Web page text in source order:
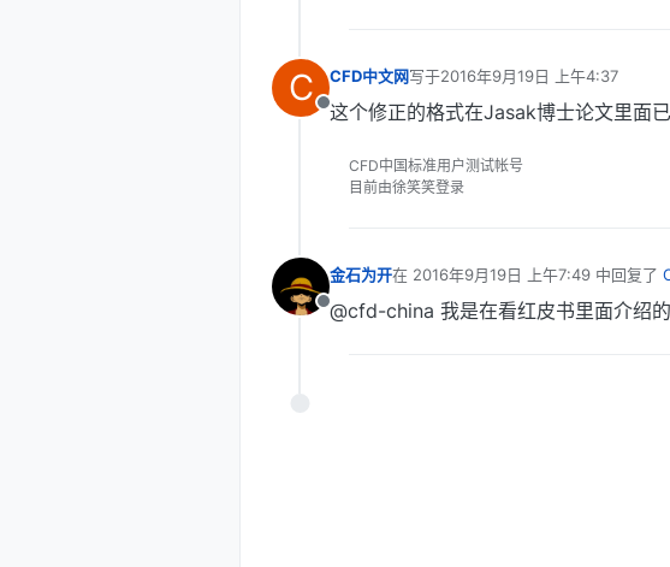
C
离线
CFD中文网写于2016年9月19日 上午4:37
最后由 编辑
这个修正的格式在Jasak博士论文里面
CFD中国标准用户测试帐号
目前由徐笑笑登录
离线
金石为开在 2016年9月19日 上午7:49 中回复了
最后由 编辑
@cfd-china 我是在看红皮书里面介绍